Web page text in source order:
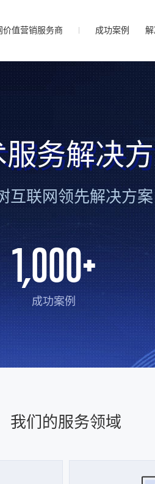
价值营销服务商 成功案例
务解决
互联网领先解决方案
1,000+
成功案例
我们的服务领域